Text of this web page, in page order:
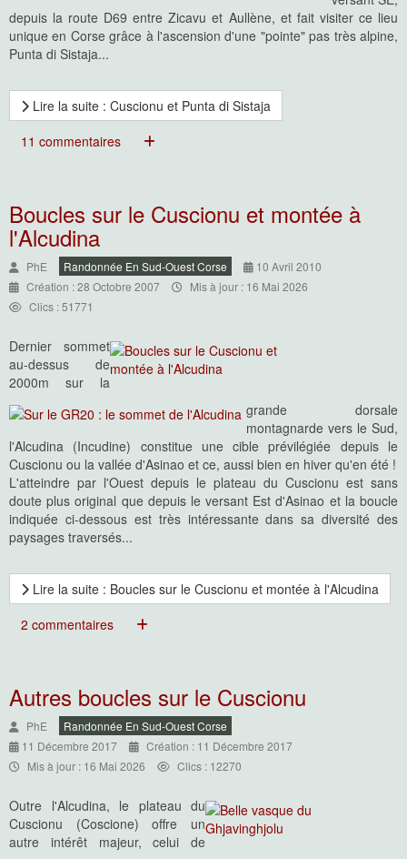
depuis la route D69 entre Zicavu et Aullène, et fait visiter ce lieu
unique en Corse grâce à l'ascension d'une "pointe" pas très alpine,
Punta di Sistaja...
Lire la suite : Cuscionu et Punta di Sistaja
11 commentaires
Boucles sur le Cuscionu et montée à
l'Alcudina
PhE Randonnée En Sud-Ouest Corse
10 Avril 2010
Création : 28 Octobre 2007
Mis à jour : 16 Mai 2026
Clics : 51771
Dernier sommet
au-dessus de
2000m sur la
grande dorsale
montagnarde vers le Sud,
l'Alcudina (Incudine) constitue une cible prévilégiée depuis le
Cuscionu ou la vallée d'Asinao et ce, aussi bien en hiver qu'en été !
L'atteindre par l'Ouest depuis le plateau du Cuscionu est sans
doute plus original que depuis le versant Est d'Asinao et la boucle
indiquée ci-dessous est très intéressante dans sa diversité des
paysages traversés...
Lire la suite : Boucles sur le Cuscionu et montée à l'Alcudina
2 commentaires
Autres boucles sur le Cuscionu
PhE
Randonnée En Sud-Ouest Corse
11 Décembre 2017
Création : 11 Décembre 2017
Mis à jour : 16 Mai 2026
Clics : 12270
Outre l'Alcudina, le plateau du
Cuscionu (Coscione) offre un
autre intérêt majeur, celui de